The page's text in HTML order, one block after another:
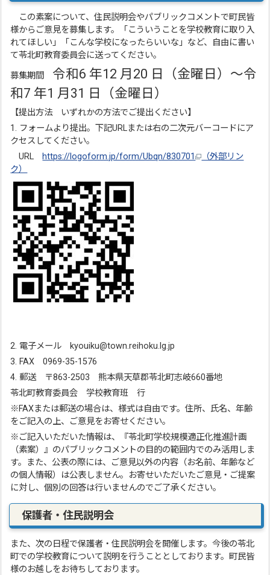
この素案について、住民説明会やパブリックコメントで町民皆
様からご意見を募集します。「こういうことを学校教育に取り入
れてほしい」「こんな学校になったらいいな」など、自由に書い
て苓北町教育委員会に送ってください。
募集期間 令和6 年12 月20 日（金曜日）～令
和7 年1 月31 日（金曜日）
【提出方法 いずれかの方法でご提出ください】
1. フォームより提出。下記URLまたは右の二次元バーコードにア
クセスしてください。
URL https://logoform.jp/form/Ubqn/830701
（外部リン
ク）
2. 電子メール kyouiku@town.reihoku.lg.jp
3. FAX 0969-35-1576
4. 郵送 〒863-2503 熊本県天草郡苓北町志岐660番地
苓北町教育委員会 学校教育班 行
※FAXまたは郵送の場合は、様式は自由です。住所、氏名、年齢
をご記入の上、ご意見をお寄せください。
※ご記入いただいた情報は、『苓北町学校規模適正化推進計画
（素案）』のパブリックコメントの目的の範囲内でのみ活用しま
す。また、公表の際には、ご意見以外の内容（お名前、年齢など
の個人情報）は公表しません。お寄せいただいたご意見・ご提案
に対し、個別の回答は行いませんのでご了承ください。
保護者・住民説明会
また、次の日程で保護者・住民説明会を開催します。今後の苓北
町での学校教育について説明を行うこととしております。町民皆
様のお越しをお待ちしております。